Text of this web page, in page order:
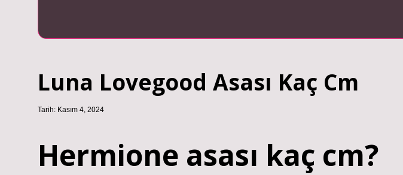
Luna Lovegood Asası Kaç Cm
Tarih: Kasım 4, 2024
Hermione asası kaç cm?